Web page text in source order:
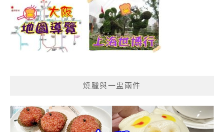
燒臘與一盅兩件